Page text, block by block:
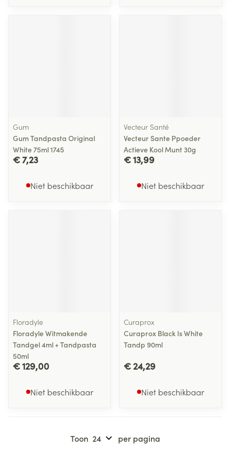
Gum
Gum Tandpasta Original
White 75ml 1745
€ 7,23
Niet beschikbaar
Vecteur Santé
Vecteur Sante Ppoeder
Actieve Kool Munt 30g
€ 13,99
Niet beschikbaar
Floradyle
Floradyle Witmakende
Tandgel 4ml + Tandpasta
50ml
€ 129,00
Niet beschikbaar
Curaprox
Curaprox Black Is White
Tandp 90ml
€ 24,29
Niet beschikbaar
Toon per pagina